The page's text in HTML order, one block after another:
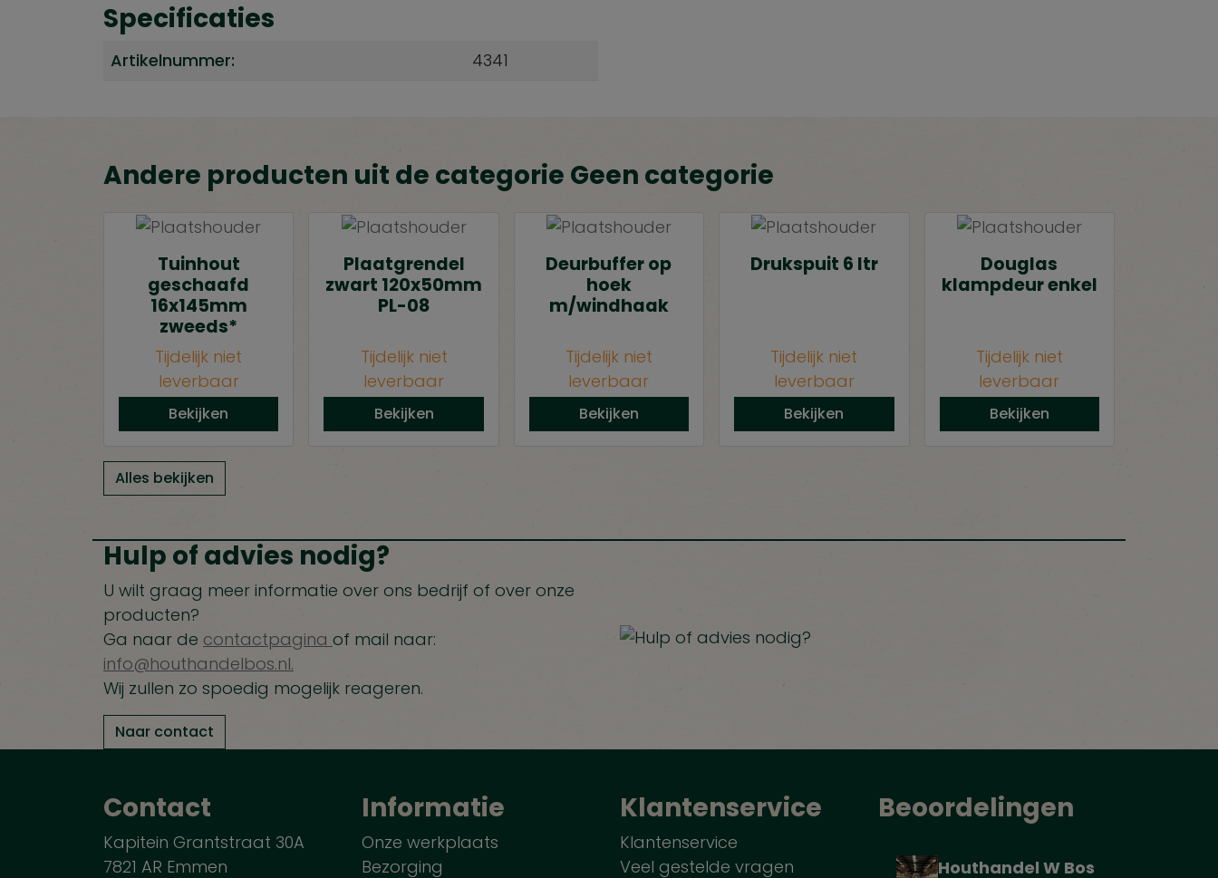
Specificaties
Artikelnummer: 4341
Andere producten uit de categorie Geen categorie
Tuinhout
geschaafd
16x145mm
zweeds*
Tijdelijk niet
leverbaar
Bekijken
Plaatgrendel
zwart 120x50mm
PL-08
Tijdelijk niet
leverbaar
Bekijken
Deurbuffer op
hoek
m/windhaak
Tijdelijk niet
leverbaar
Bekijken
Drukspuit 6 ltr
Tijdelijk niet
leverbaar
Bekijken
Douglas
klampdeur enkel
Tijdelijk niet
leverbaar
Bekijken
Alles bekijken
Hulp of advies nodig?
U wilt graag meer informatie over ons bedrijf of over onze
producten?
Ga naar de contactpagina of mail naar:
info@houthandelbos.nl.
Wij zullen zo spoedig mogelijk reageren.
Naar contact
Contact
Kapitein Grantstraat 30A
7821 AR Emmen
Informatie
Onze werkplaats
Bezorging
Klantenservice
Klantenservice
Veel gestelde vragen
Beoordelingen
Houthandel W Bos